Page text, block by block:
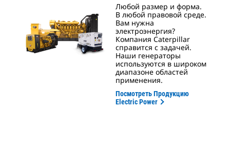
Любой размер и форма.
В любой правовой среде.
Вам нужна
электроэнергия?
Компания Caterpillar
справится с задачей.
Наши генераторы
используются в широком
диапазоне областей
применения.
Посмотреть Продукцию
Electric Power